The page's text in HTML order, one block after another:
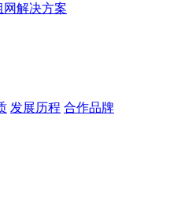
网解决方案
发展历程 合作品牌